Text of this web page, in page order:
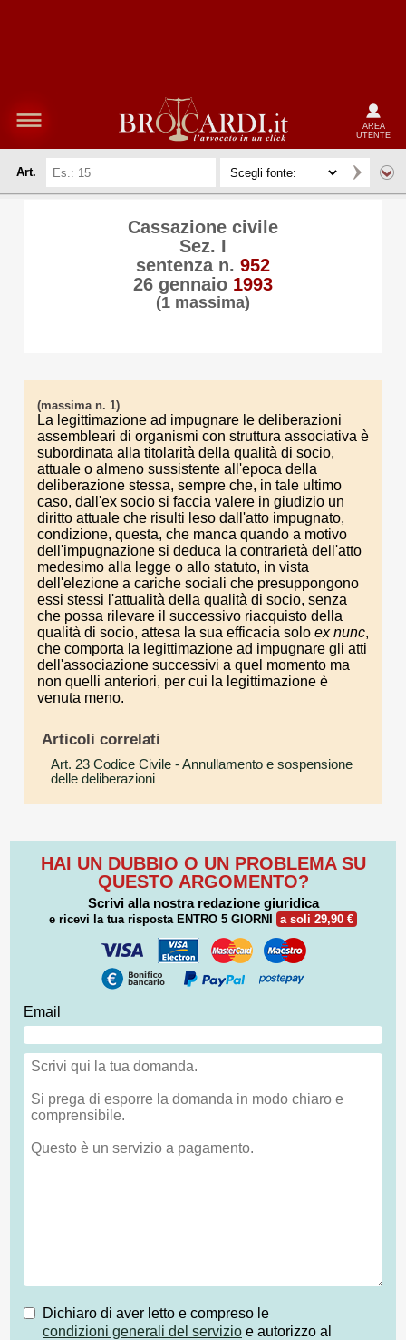
AREA
UTENTE
Art.
Cassazione civile
Sez. I
sentenza n. 952
26 gennaio 1993
(1 massima)
(massima n. 1)
La legittimazione ad impugnare le deliberazioni
assembleari di organismi con struttura associativa è
subordinata alla titolarità della qualità di socio,
attuale o almeno sussistente all'epoca della
deliberazione stessa, sempre che, in tale ultimo
caso, dall'ex socio si faccia valere in giudizio un
diritto attuale che risulti leso dall'atto impugnato,
condizione, questa, che manca quando a motivo
dell'impugnazione si deduca la contrarietà dell'atto
medesimo alla legge o allo statuto, in vista
dell'elezione a cariche sociali che presuppongono
essi stessi l'attualità della qualità di socio, senza
che possa rilevare il successivo riacquisto della
qualità di socio, attesa la sua efficacia solo ex nunc,
che comporta la legittimazione ad impugnare gli atti
dell'associazione successivi a quel momento ma
non quelli anteriori, per cui la legittimazione è
venuta meno.
Articoli correlati
Art. 23 Codice Civile - Annullamento e sospensione
delle deliberazioni
HAI UN DUBBIO O UN PROBLEMA SU
QUESTO ARGOMENTO?
Scrivi alla nostra redazione giuridica
e ricevi la tua risposta ENTRO 5 GIORNI a soli 29,90 €
Email
Dichiaro di aver letto e compreso le
condizioni generali del servizio e autorizzo al